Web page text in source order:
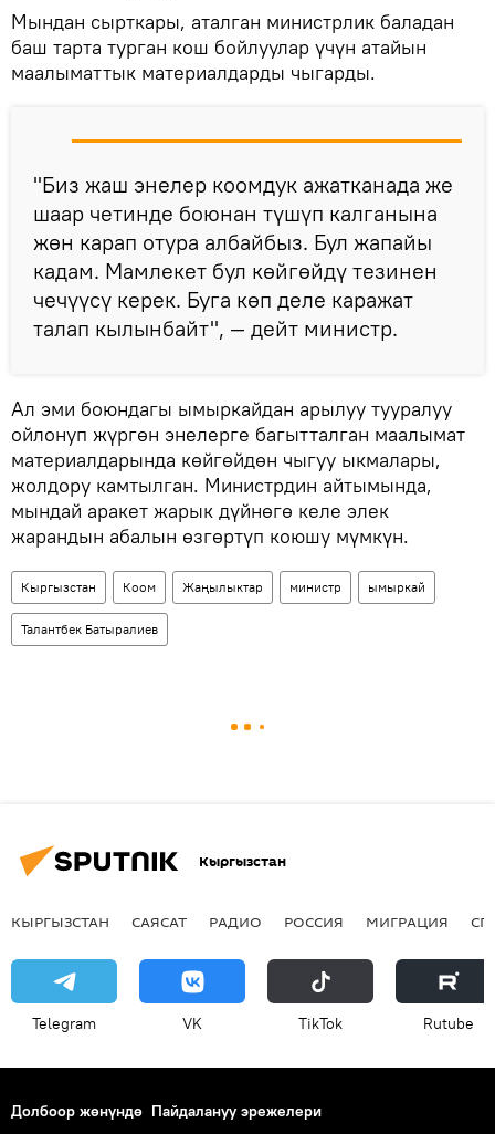
Мындан сырткары, аталган министрлик баладан
баш тарта турган кош бойлуулар үчүн атайын
маалыматтык материалдарды чыгарды.
"Биз жаш энелер коомдук ажатканада же
шаар четинде боюнан түшүп калганына
жөн карап отура албайбыз. Бул жапайы
кадам. Мамлекет бул көйгөйдү тезинен
чечүүсү керек. Буга көп деле каражат
талап кылынбайт", — дейт министр.
Ал эми боюндагы ымыркайдан арылуу тууралуу
ойлонуп жүргөн энелерге багытталган маалымат
материалдарында көйгөйдөн чыгуу ыкмалары,
жолдору камтылган. Министрдин айтымында,
мындай аракет жарык дүйнөгө келе элек
жарандын абалын өзгөртүп коюшу мүмкүн.
Кыргызстан Коом Жаңылыктар министр ымыркай
Талантбек Батыралиев
Кыргызстан
КЫРГЫЗСТАН САЯСАТ РАДИО РОССИЯ МИГРАЦИЯ
Telegram VK ТikТоk Rutube
Долбоор жөнүндө Пайдалануу эрежелери